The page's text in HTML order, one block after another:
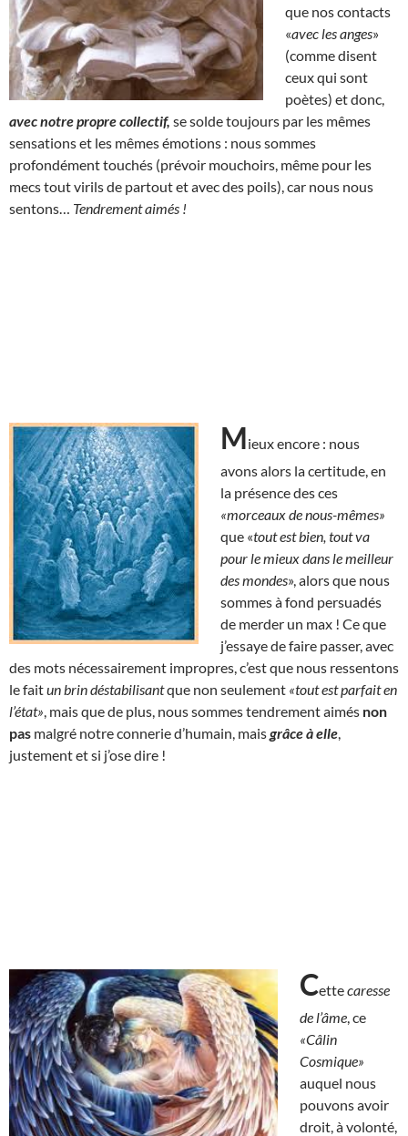
que nos contacts
«avec les anges»
(comme disent
ceux qui sont
poètes) et donc,
avec notre propre collectif, se solde toujours par les mêmes
sensations et les mêmes émotions : nous sommes
profondément touchés (prévoir mouchoirs, même pour les
mecs tout virils de partout et avec des poils), car nous nous
sentons… Tendrement aimés !
Mieux encore : nous
avons alors la certitude, en
la présence des ces
«morceaux de nous-mêmes»
que «tout est bien, tout va
pour le mieux dans le meilleur
des mondes», alors que nous
sommes à fond persuadés
de merder un max ! Ce que
j’essaye de faire passer, avec
des mots nécessairement impropres, c’est que nous ressentons
le faitun brin déstabilisantque non seulement «tout est parfait en
l’état» , mais que de plus, nous sommes tendrement aimés non
pas malgré notre connerie d’humain, maisgrâce à elle
justement et si j’ose dire !
Cettecaresse
de l’âme , ce
«Câlin
Cosmique»
auquel nous
pouvons avoir
droit, à volonté,